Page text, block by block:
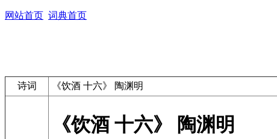
网站首页 词典首页
诗词 《饮酒 十六》 陶渊明
《饮酒 十六》 陶渊明